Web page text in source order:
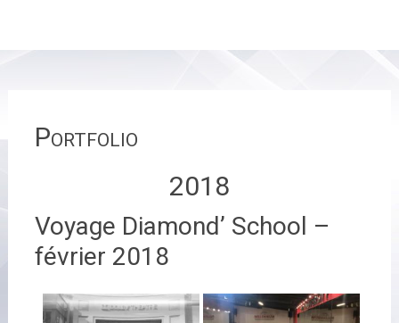
Portfolio
2018
Voyage Diamond’ School –
février 2018